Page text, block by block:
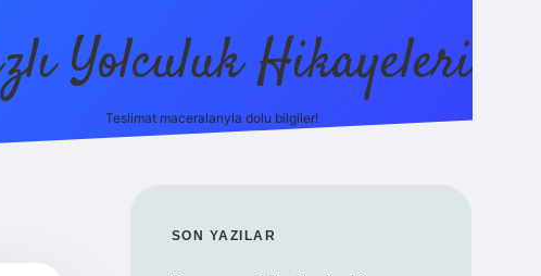
Yolculuk Hikayeleri
Teslimat maceralarıyla dolu bilgiler!
SIDEBAR
SON YAZILAR